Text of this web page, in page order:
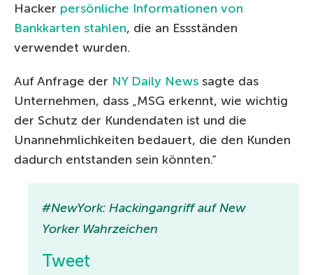
Hacker persönliche Informationen von
Bankkarten stahlen, die an Essständen
verwendet wurden.
Auf Anfrage der NY Daily News sagte das
Unternehmen, dass „MSG erkennt, wie wichtig
der Schutz der Kundendaten ist und die
Unannehmlichkeiten bedauert, die den Kunden
dadurch entstanden sein könnten.“
#NewYork: Hackingangriff auf New
Yorker Wahrzeichen
Tweet